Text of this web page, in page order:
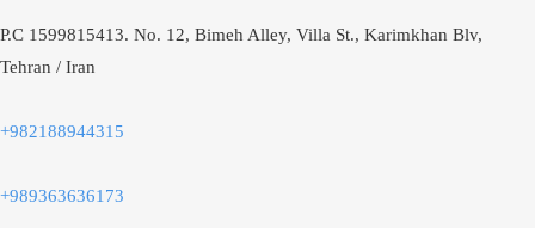
P.C 1599815413. No. 12, Bimeh Alley, Villa St., Karimkhan Blv,
Tehran / Iran
+982188944315
+989363636173